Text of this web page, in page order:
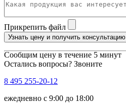
Прикрепить файл
Узнать цену и получить консультацию
Сообщим цену в течение 5 минут
Остались вопросы? Звоните
8 495 255-20-12
ежедневно с 9:00 до 18:00